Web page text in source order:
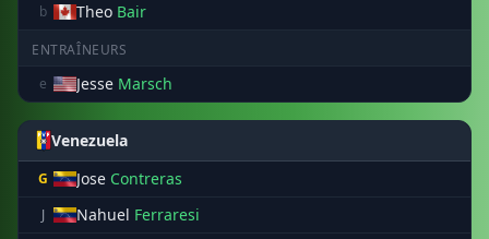
b Theo Bair
ENTRAÎNEURS
e
Jesse Marsch
Venezuela
G Jose Contreras
J Nahuel Ferraresi